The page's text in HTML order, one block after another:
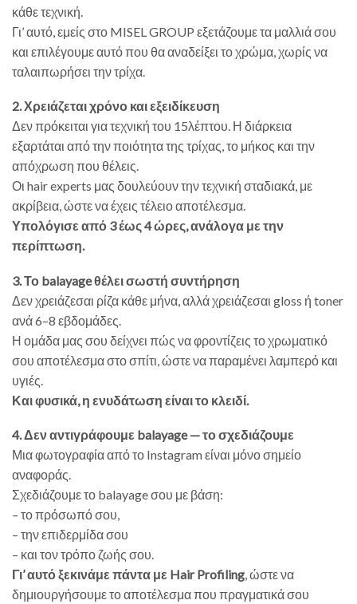
κάθε τεχνική.
Γι’ αυτό, εμείς στο MISEL GROUP εξετάζουμε τα μαλλιά σου
και επιλέγουμε αυτό που θα αναδείξει το χρώμα, χωρίς να
ταλαιπωρήσει την τρίχα.
2. Χρειάζεται χρόνο και εξειδίκευση
Δεν πρόκειται για τεχνική του 15λέπτου. Η διάρκεια
εξαρτάται από την ποιότητα της τρίχας, το μήκος και την
απόχρωση που θέλεις.
Οι hair experts μας δουλεύουν την τεχνική σταδιακά, με
ακρίβεια, ώστε να έχεις τέλειο αποτέλεσμα.
Υπολόγισε από 3 έως 4 ώρες, ανάλογα με την
περίπτωση.
3. Το balayage θέλει σωστή συντήρηση
Δεν χρειάζεσαι ρίζα κάθε μήνα, αλλά χρειάζεσαι gloss ή toner
ανά 6–8 εβδομάδες.
Η ομάδα μας σου δείχνει πώς να φροντίζεις το χρωματικό
σου αποτέλεσμα στο σπίτι, ώστε να παραμένει λαμπερό και
υγιές.
Και φυσικά, η ενυδάτωση είναι το κλειδί.
4. Δεν αντιγράφουμε balayage — το σχεδιάζουμε
Μια φωτογραφία από το Instagram είναι μόνο σημείο
αναφοράς.
Σχεδιάζουμε το balayage σου με βάση:
– το πρόσωπό σου,
– την επιδερμίδα σου
– και τον τρόπο ζωής σου.
Γι’ αυτό ξεκινάμε πάντα με Hair Profiling, ώστε να
δημιουργήσουμε το αποτέλεσμα που πραγματικά σου